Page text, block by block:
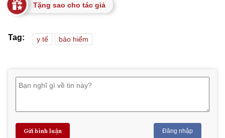
Tặng sao cho tác giả
Tag: y tế bảo hiểm
Gửi bình luận Đăng nhập